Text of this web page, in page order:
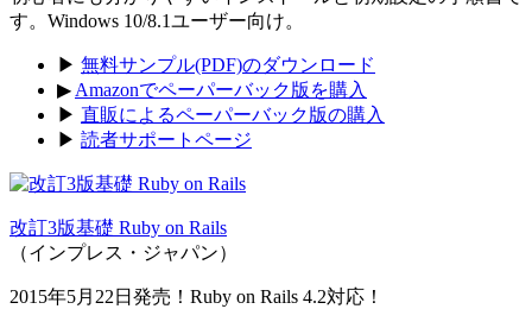
す。Windows 10/8.1ユーザー向け。
▶ 無料サンプル(PDF)のダウンロード
▶ Amazonでペーパーバック版を購入
▶ 直販によるペーパーバック版の購入
▶ 読者サポートページ
改訂3版基礎 Ruby on Rails
（インプレス・ジャパン）
2015年5月22日発売！Ruby on Rails 4.2対応！